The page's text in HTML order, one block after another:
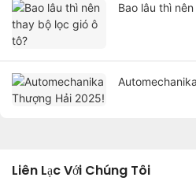
Bao lâu thì
Liên Lạc Với Chúng Tôi